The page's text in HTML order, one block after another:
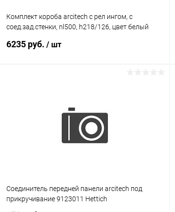
Комплект короба arcitech с рел ингом, с
соед.зад.стенки, nl500, h218/126, цвет белый
6235 руб. / шт
В наличии
Соединитель передней панели arcitech под
прикручивание 9123011 Hettich